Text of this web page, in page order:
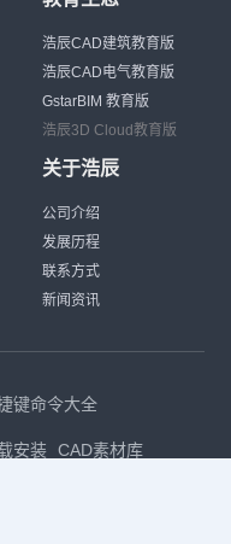
浩辰CAD建筑教育版
浩辰CAD电气教育版
GstarBIM 教育版
浩辰3D Cloud教育版
关于浩辰
公司介绍
发展历程
联系方式
新闻资讯
键命令大全
安装 CAD素材库